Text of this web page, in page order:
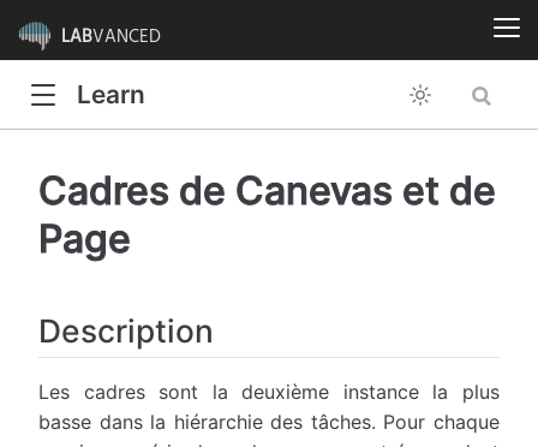
LABVANCED
Learn
Cadres de Canevas et de
Page
Description
Les cadres sont la deuxième instance la plus
basse dans la hiérarchie des tâches. Pour chaque